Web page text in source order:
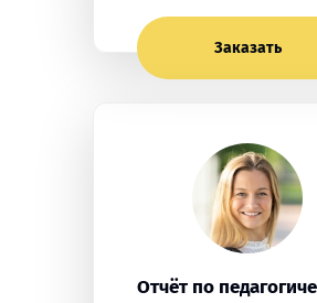
Заказать
Отчёт по